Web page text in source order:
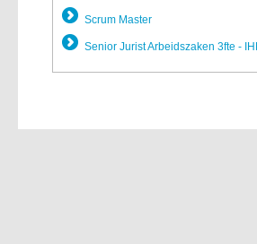
Scrum Master
Senior Jurist Arbeidszak­en 3fte -